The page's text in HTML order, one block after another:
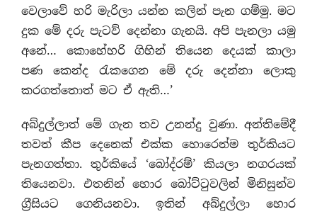
වෙලාවේ හරි මැරිලා යන්න කලින් පැන ගම්මු. මට
දුක මේ දරු පැටව් දෙන්නා ගැනයි. අපි පැනලා යමු
අනේ… කොහේහරි ගිහින් තියෙන දෙයක් කාලා
පණ කෙන්ද රැකගෙන මේ දරු දෙන්නා ලොකු
කරගත්තොත් මට ඒ ඇති…’
අබ්දුල්ලාත් මේ ගැන තව උනන්දු වුණා. අන්තිමේදී
තවත් කීප දෙනෙක් එක්ක හොරෙන්ම තුර්කියට
පැනගත්තා. තුර්කියේ ‘බෝද්රම්’ කියලා නගරයක්
තියෙනවා. එතනින් හොර බෝට්ටුවලින් මිනිසුන්ව
ග‍්‍රීසියට ගෙනියනවා. ඉතින් අබ්දුල්ලා හොර